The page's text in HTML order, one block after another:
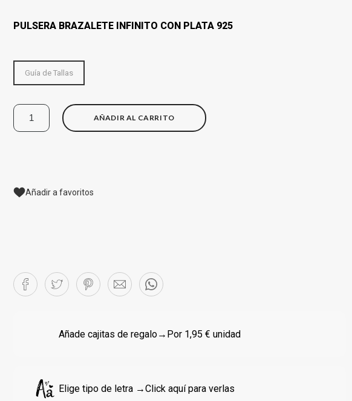
PULSERA BRAZALETE INFINITO CON PLATA 925
Guía de Tallas
AÑADIR AL CARRITO
Añadir a favoritos
Añade cajitas de regalo→Por 1,95 € unidad
Elige tipo de letra →Click aquí para verlas